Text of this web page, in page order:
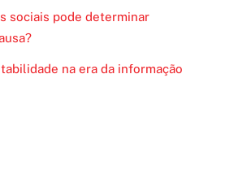
sociais pode determinar
na era da informação